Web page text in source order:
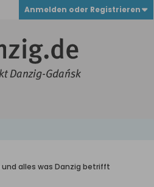
Anmelden oder Registrieren
alles was Danzig betrifft